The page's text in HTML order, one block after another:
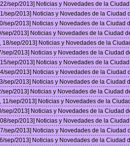
sep/2013] Noticias y Novedades de la
sep/2013] Noticias y Novedades de la Ciudad
sep/2013] Noticias y Novedades de la Ciudad
sep/2013] Noticias y Novedades de la Ciudad
18/sep/2013] Noticias y Novedades de la
sep/2013] Noticias y Novedades de la Ciudad
sep/2013] Noticias y Novedades de la
sep/2013] Noticias y Novedades de la Ciudad
sep/2013] Noticias y Novedades de la Ciudad
sep/2013] Noticias y Novedades de la Ciudad
11/sep/2013] Noticias y Novedades de la
sep/2013] Noticias y Novedades de la Ciudad
sep/2013] Noticias y Novedades de la
sep/2013] Noticias y Novedades de la Ciudad
sep/2013] Noticias y Novedades de la Ciudad